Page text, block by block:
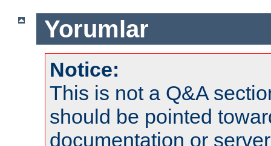
Yorumlar
Notice:
This is not a Q&A
should be pointed
documentation or